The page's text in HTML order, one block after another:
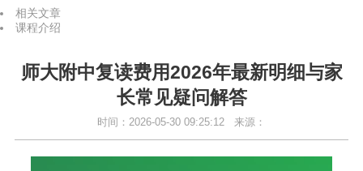
相关文章
课程介绍
师大附中复读费用2026年最新明细与家
长常见疑问解答
时间：2026-05-30 09:25:12 来源：